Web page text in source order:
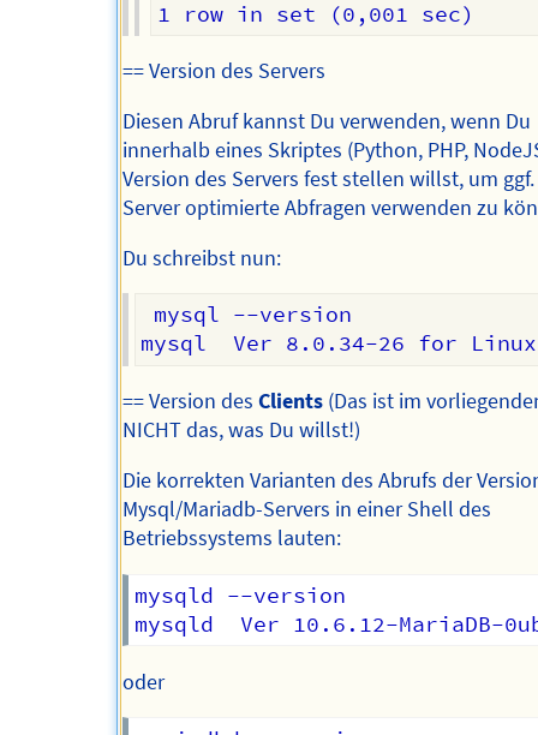
== Version des Servers
Diesen Abruf kannst Du verwenden, wenn Du
innerhalb eines Skriptes (Python, PHP,
Version des Servers fest stellen willst, um
Server optimierte Abfragen verwenden zu
Du schreibst nun:
mysql --version
== Version desClients (Das ist im
NICHT das, was Du willst!)
Die korrekten Varianten des Abrufs der
Mysql/Mariadb-Servers in einer Shell des
Betriebssystems lauten:
mysqld --version
oder